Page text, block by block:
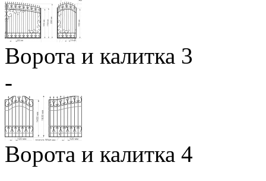
Ворота и калитка 3
-
Ворота и калитка 4